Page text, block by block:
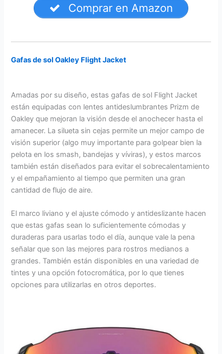
Comprar en Amazon
Gafas de sol Oakley Flight Jacket
Amadas por su diseño, estas gafas de sol Flight Jacket
están equipadas con lentes antideslumbrantes Prizm de
Oakley que mejoran la visión desde el anochecer hasta el
amanecer. La silueta sin cejas permite un mejor campo de
visión superior (algo muy importante para golpear bien la
pelota en los smash, bandejas y víviras), y estos marcos
también están diseñados para evitar el sobrecalentamiento
y el empañamiento al tiempo que permiten una gran
cantidad de flujo de aire.
El marco liviano y el ajuste cómodo y antideslizante hacen
que estas gafas sean lo suficientemente cómodas y
duraderas para usarlas todo el día, aunque vale la pena
señalar que son las mejores para rostros medianos a
grandes. También están disponibles en una variedad de
tintes y una opción fotocromática, por lo que tienes
opciones para utilizarlas en otros deportes.